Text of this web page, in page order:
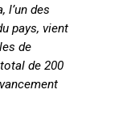
l’un des
pays, vient
de
de 200